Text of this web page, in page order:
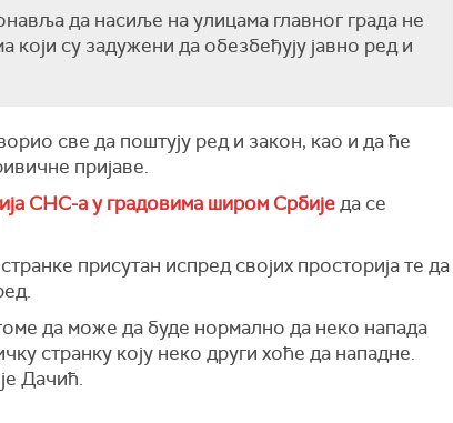
да насиље на улицама главног града не
су задужени да обезбеђују јавно ред и
све да поштују ред и закон, као и да ће
пријаве.
СНС-а у градовима широм Србиједа се
присутан испред својих просторија те да
да може да буде нормално да неко напада
странку коју неко други хоће да нападне.
Дачић.